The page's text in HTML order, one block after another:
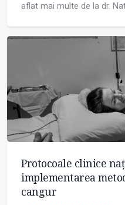
aflat mai multe de la dr.
Protocoale clinice
implementarea
cangur